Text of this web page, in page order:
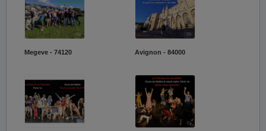
Megeve - 74120 Avignon - 84000